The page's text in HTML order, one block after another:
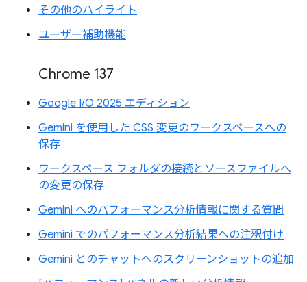
その他のハイライト
ユーザー補助機能
Chrome 137
Google I/O 2025 エディション
Gemini を使用した CSS 変更のワークスペースへの
保存
ワークスペース フォルダの接続とソースファイルへ
の変更の保存
Gemini へのパフォーマンス分析情報に関する質問
Gemini でのパフォーマンス分析結果への注釈付け
Gemini とのチャットへのスクリーンショットの追加